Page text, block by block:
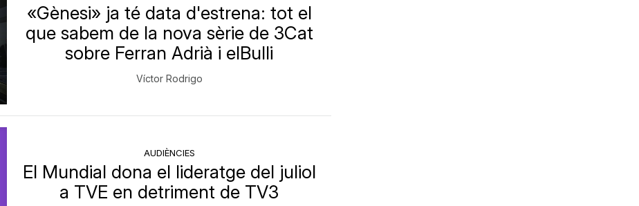
«Gènesi» ja té data d'estrena: tot el
que sabem de la nova sèrie de 3Cat
sobre Ferran Adrià i elBulli
Víctor Rodrigo
AUDIÈNCIES
El Mundial dona el lideratge del juliol
a TVE en detriment de TV3